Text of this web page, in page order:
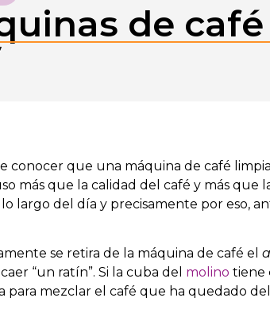
de
conocer que una máquina de café
más que la calidad del café y más que
largo del día y precisamente por eso,
se retira de la máquina de café el
“un ratín”. Si la cuba del molino tiene
para mezclar el café que ha quedado